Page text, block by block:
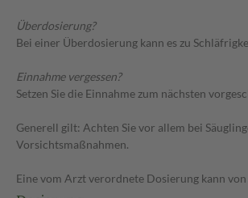
Überdosierung?
Bei einer Überdosierung kann es zu
Einnahme vergessen?
Setzen Sie die Einnahme zum nächsten
Generell gilt: Achten Sie vor allem bei
Vorsichtsmaßnahmen.
Eine vom Arzt verordnete Dosierung kann